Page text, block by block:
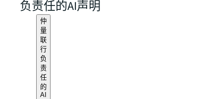
负责任的AI声明
仲
量
联
行
负
责
任
的
AI